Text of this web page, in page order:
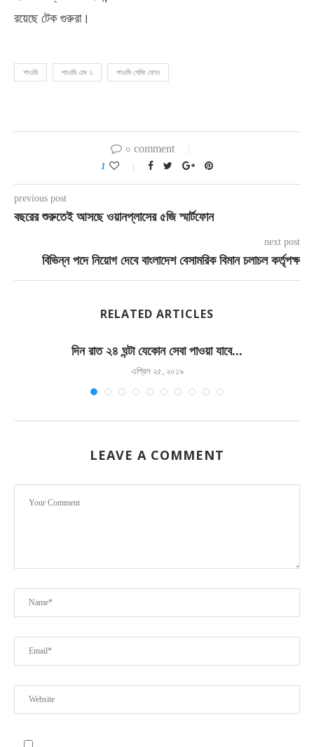
রয়েছে টেক গুরুরা।
শাওমি শাওমি এস ২ শাওমি গেমিং ফোন
০ comment
1
previous post
বছরের শুরুতেই আসছে ওয়ানপ্লাসের ৫জি স্মার্টফোন
next post
বিভিন্ন পদে নিয়োগ দেবে বাংলাদেশ বেসামরিক বিমান চলাচল কর্তৃপক্ষ
RELATED ARTICLES
দিন রাত ২৪ ঘন্টা যেকোন সেবা পাওয়া যাবে...
এপ্রিল ২৫, ২০১৯
LEAVE A COMMENT